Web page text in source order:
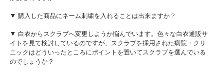
▼ 購入した商品にネーム刺繍を入れることは出来ますか？
▼ 白衣からスクラブへ変更しようか悩んでいます。色々な白衣通販サ
イトを見て検討しているのですが、スクラブを採用された病院・クリ
ニックはどういったところにポイントを置いてスクラブを選んでいる
のでしょうか？